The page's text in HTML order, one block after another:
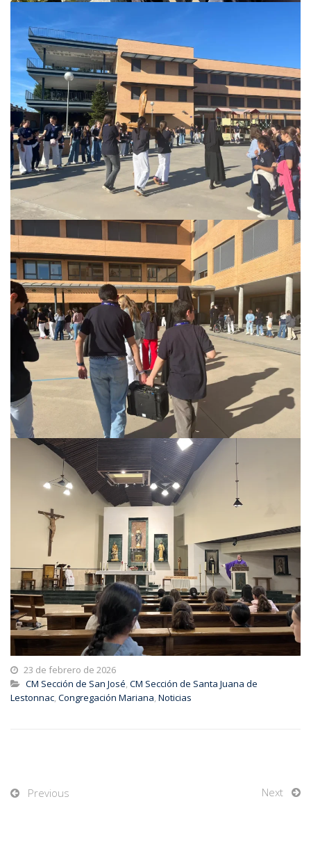
23 de febrero de 2026
CM Sección de San José, CM Sección de Santa Juana de
Lestonnac, Congregación Mariana, Noticias
Previous Next